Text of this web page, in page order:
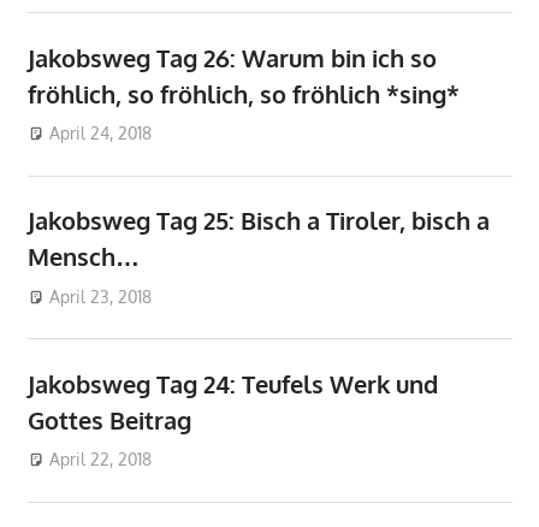
Jakobsweg Tag 26: Warum bin ich so
fröhlich, so fröhlich, so fröhlich *sing*
April 24, 2018
Jakobsweg Tag 25: Bisch a Tiroler, bisch a
Mensch…
April 23, 2018
Jakobsweg Tag 24: Teufels Werk und
Gottes Beitrag
April 22, 2018